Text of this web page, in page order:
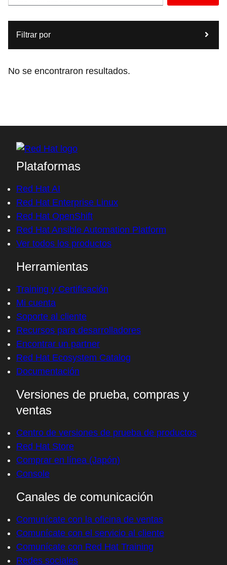
Filtrar por
No se encontraron resultados.
Plataformas
Red Hat AI
Red Hat Enterprise Linux
Red Hat OpenShift
Red Hat Ansible Automation Platform
Ver todos los productos
Herramientas
Training y Certificación
Mi cuenta
Soporte al cliente
Recursos para desarrolladores
Encontrar un partner
Red Hat Ecosystem Catalog
Documentación
Versiones de prueba, compras y
ventas
Centro de versiones de prueba de productos
Red Hat Store
Comprar en línea (Japón)
Console
Canales de comunicación
Comunícate con la oficina de ventas
Comunícate con el servicio al cliente
Comunícate con Red Hat Training
Redes sociales